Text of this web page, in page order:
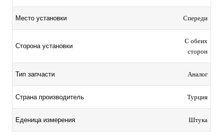
Место установки Спереди
Сторона установки
С обеих
сторон
Тип запчасти Аналог
Страна производитель Турция
Еденица измерения Штука